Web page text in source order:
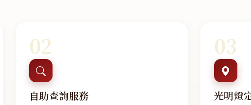
02
自助查詢服務
03
光明燈